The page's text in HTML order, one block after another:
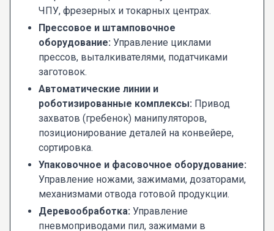
ЧПУ, фрезерных и токарных центрах.
Прессовое и штамповочное
оборудование: Управление циклами
прессов, выталкивателями, податчиками
заготовок.
Автоматические линии и
роботизированные комплексы: Привод
захватов (гребенок) манипуляторов,
позиционирование деталей на конвейере,
сортировка.
Упаковочное и фасовочное оборудование:
Управление ножами, зажимами, дозаторами,
механизмами отвода готовой продукции.
Деревообработка: Управление
пневмоприводами пил, зажимами в